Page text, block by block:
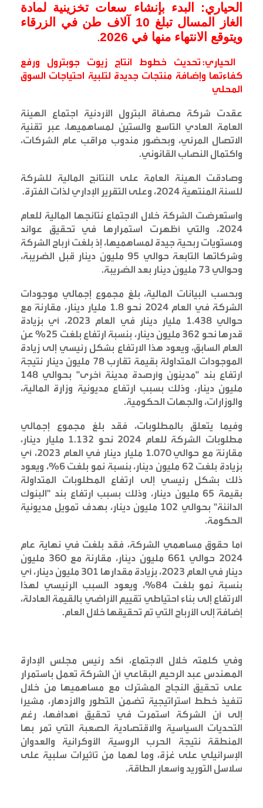
الحياري: البدء بإنشاء سعات تخزينية لمادة
الغاز المسال تبلغ 10 آلاف طن في الزرقاء
ويتوقع الانتهاء منها في 2026
.
الحياري: تحديث خطوط انتاج زيوت جوبترول ورفع
كفاءتها وإضافة منتجات جديدة لتلبية احتياجات السوق
المحلي
عقدت شركة مصفاة البترول الأردنية اجتماع الهيئة
العامة العادي التاسع والستين لمساهميها، عبر تقنية
الاتصال المرئي، وبحضور مندوب مراقب عام الشركات،
واكتمال النصاب القانوني.
وصادقت الهيئة العامة على النتائج المالية للشركة
للسنة المنتهية 2024، وعلى التقرير الإداري لذات الفترة
.
واستعرضت الشركة خلال الاجتماع نتائجها المالية للعام
2024، والتي أظهرت استمرارها في تحقيق عوائد
ومستويات ربحية جيدة لمساهميها، إذ بلغت أرباح الشركة
وشركاتها التابعة حوالي 95 مليون دينار قبل الضريبة،
وحوالي 73 مليون دينار بعد الضريبة
.
وبحسب البيانات المالية، بلغ مجموع إجمالي موجودات
الشركة في العام 2024 نحو 1.8 مليار دينار، مقارنةً مع
حوالي 1.438 مليار دينار في العام 2023، أي بزيادة
قدرها نحو 362 مليون دينار، بنسبة ارتفاع بلغت 25% عن
العام السابق، ويعود هذا الارتفاع بشكل رئيسي إلى زيادة
الموجودات المتداولة بقيمة تقارب 78 مليون دينار نتيجة
ارتفاع بند "مدينون وأرصدة مدينة أخرى" بحوالي 148
مليون دينار، وذلك بسبب ارتفاع مديونية وزارة المالية،
والوزارات، والجهات الحكومية.
وفيما يتعلق بالمطلوبات، فقد بلغ مجموع إجمالي
مطلوبات الشركة للعام 2024 نحو 1.132 مليار دينار،
مقارنةً مع حوالي 1.070 مليار دينار في العام 2023، أي
بزيادة بلغت 62 مليون دينار، بنسبة نمو بلغت 6%، ويعود
ذلك بشكل رئيسي إلى ارتفاع المطلوبات المتداولة
بقيمة 65 مليون دينار، وذلك بسبب ارتفاع بند "البنوك
الدائنة" بحوالي 102 مليون دينار، بهدف تمويل مديونية
الحكومة.
أما حقوق مساهمي الشركة، فقد بلغت في نهاية عام
2024 حوالي 661 مليون دينار، مقارنة مع 360 مليون
دينار في العام 2023، بزيادة مقدارها 301 مليون دينار، أي
بنسبة نمو بلغت 84%، ويعود السبب الرئيسي لهذا
الارتفاع إلى بناء احتياطي تقييم الأراضي بالقيمة العادلة،
إضافةً إلى الأرباح التي تم تحقيقها خلال العام.
وفي كلمته خلال الاجتماع، أكد رئيس مجلس الإدارة
المهندس عبد الرحيم البقاعي أن الشركة تعمل باستمرار
على تحقيق النجاح المشترك مع مساهميها من خلال
تنفيذ خطط استراتيجية تضمن التطور والازدهار، مشيراً
إلى أن الشركة استمرت في تحقيق أهدافها، رغم
التحديات السياسية والاقتصادية الصعبة التي تمر بها
المنطقة نتيجة الحرب الروسية الأوكرانية والعدوان
الإسرائيلي على غزة، وما لهما من تأثيرات سلبية على
سلاسل التوريد وأسعار الطاقة.